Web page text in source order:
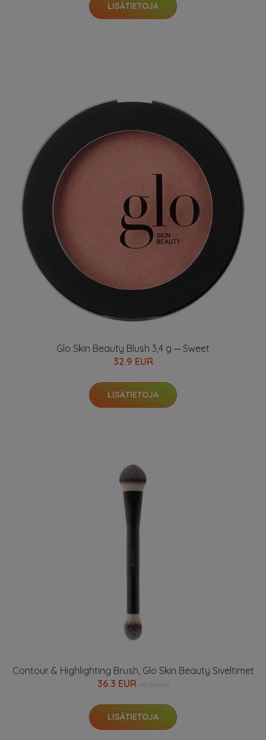
LISÄTIETOJA
Glo Skin Beauty Blush 3,4 g ─ Sweet
32.9 EUR
LISÄTIETOJA
Contour & Highlighting Brush, Glo Skin Beauty Siveltimet
36.3 EUR
LISÄTIETOJA